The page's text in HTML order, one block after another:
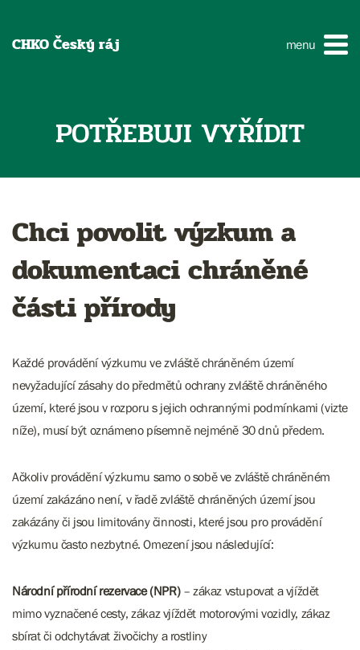
CHKO Český ráj menu
POTŘEBUJI VYŘÍDIT
Chci povolit výzkum a
dokumentaci chráněné
části přírody
Každé provádění výzkumu ve zvláště chráněném území
nevyžadující zásahy do předmětů ochrany zvláště chráněného
území, které jsou v rozporu s jejich ochrannými podmínkami (vizte
níže), musí být oznámeno písemně nejméně 30 dnů předem.
Ačkoliv provádění výzkumu samo o sobě ve zvláště chráněném
území zakázáno není, v řadě zvláště chráněných území jsou
zakázány či jsou limitovány činnosti, které jsou pro provádění
výzkumu často nezbytné. Omezení jsou následující:
Národní přírodní rezervace (NPR) – zákaz vstupovat a vjíždět
mimo vyznačené cesty, zákaz vjíždět motorovými vozidly, zákaz
sbírat či odchytávat živočichy a rostliny